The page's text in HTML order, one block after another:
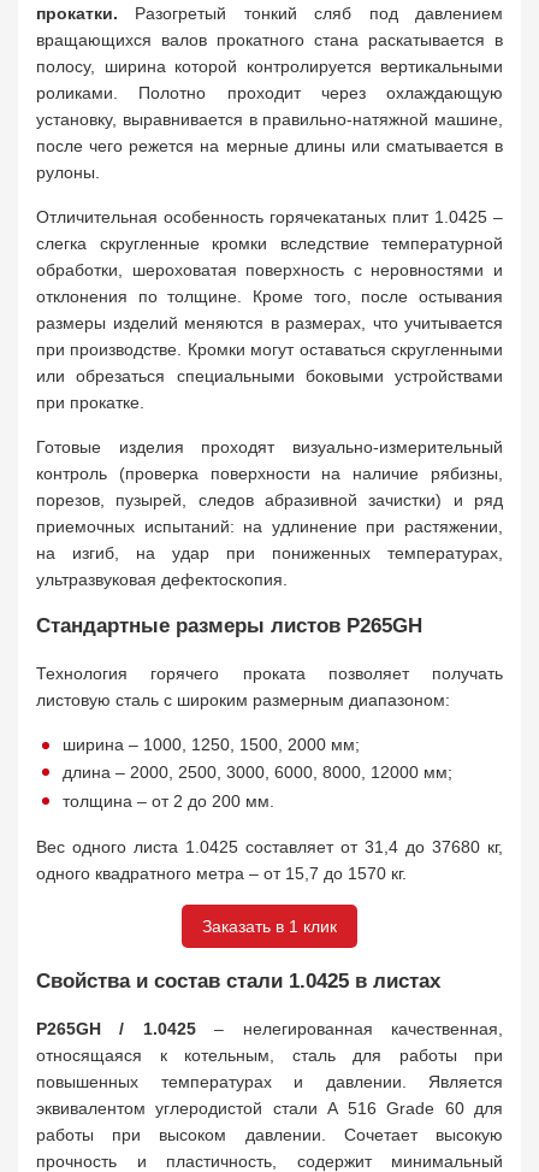
прокатки. Разогретый тонкий сляб под давлением
вращающихся валов прокатного стана раскатывается в
полосу, ширина которой контролируется вертикальными
роликами. Полотно проходит через охлаждающую
установку, выравнивается в правильно-натяжной машине,
после чего режется на мерные длины или сматывается в
рулоны.
Отличительная особенность горячекатаных плит 1.0425 –
слегка скругленные кромки вследствие температурной
обработки, шероховатая поверхность с неровностями и
отклонения по толщине. Кроме того, после остывания
размеры изделий меняются в размерах, что учитывается
при производстве. Кромки могут оставаться скругленными
или обрезаться специальными боковыми устройствами
при прокатке.
Готовые изделия проходят визуально-измерительный
контроль (проверка поверхности на наличие рябизны,
порезов, пузырей, следов абразивной зачистки) и ряд
приемочных испытаний: на удлинение при растяжении,
на изгиб, на удар при пониженных температурах,
ультразвуковая дефектоскопия.
Стандартные размеры листов P265GH
Технология горячего проката позволяет получать
листовую сталь с широким размерным диапазоном:
ширина – 1000, 1250, 1500, 2000 мм;
длина – 2000, 2500, 3000, 6000, 8000, 12000 мм;
толщина – от 2 до 200 мм.
Вес одного листа 1.0425 составляет от 31,4 до 37680 кг,
одного квадратного метра – от 15,7 до 1570 кг.
Заказать в 1 клик
Свойства и состав стали 1.0425 в листах
P265GH / 1.0425– нелегированная качественная,
относящаяся к котельным, сталь для работы при
повышенных температурах и давлении. Является
эквивалентом углеродистой стали A 516 Grade 60 для
работы при высоком давлении. Сочетает высокую
прочность и пластичность, содержит минимальный